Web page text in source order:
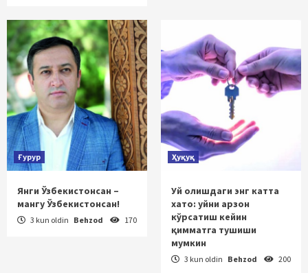
Ғурур
Янги Ўзбекистонсан –
мангу Ўзбекистонсан!
3 kun oldin Behzod 170
Ҳуқуқ
Уй олишдаги энг катта
хато: уйни арзон
кўрсатиш кейин
қимматга тушиши
мумкин
3 kun oldin Behzod 200